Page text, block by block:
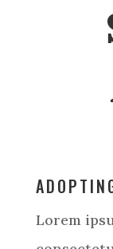
Lorem